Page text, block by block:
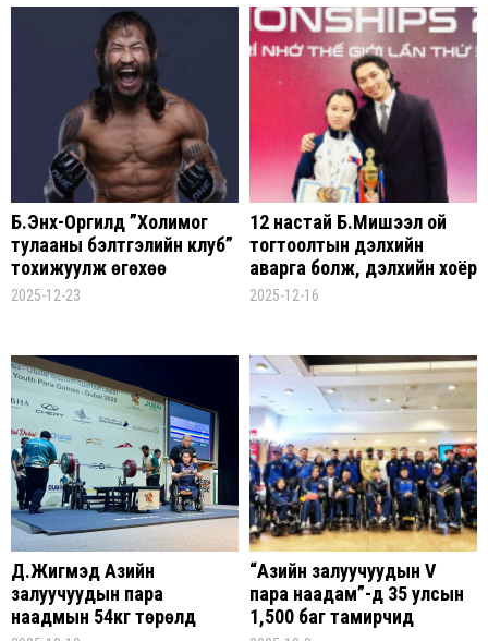
Б.Энх-Оргилд ”Холимог
тулааны бэлтгэлийн клуб”
тохижуулж өгөхөө
амлажээ
2025-12-23
12 настай Б.Мишээл ой
тогтоолтын дэлхийн
аварга болж, дэлхийн хоёр
рекорд тогтоож Олон
2025-12-16
Д.Жигмэд Азийн
залуучуудын пара
наадмын 54кг төрөлд
“Азийн залуучуудын V
пара наадам”-д 35 улсын
1,500 баг тамирчид